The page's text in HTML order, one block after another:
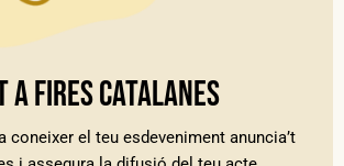
a Fires Catalanes
coneixer el teu esdeveniment anuncia’t